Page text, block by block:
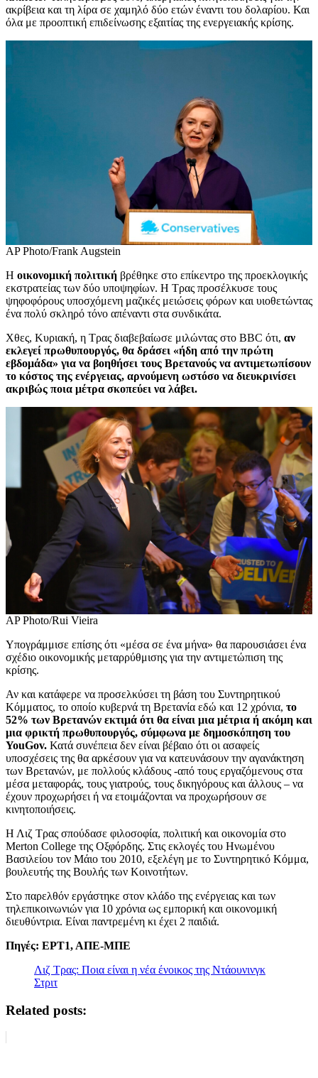
ακρίβεια και τη λίρα σε χαμηλό δύο ετών έναντι του δολαρίου. Και
όλα με προοπτική επιδείνωσης εξαιτίας της ενεργειακής κρίσης.
AP Photo/Frank Augstein
Η οικονομική πολιτική βρέθηκε στο επίκεντρο της προεκλογικής
εκστρατείας των δύο υποψηφίων. Η Τρας προσέλκυσε τους
ψηφοφόρους υποσχόμενη μαζικές μειώσεις φόρων και υιοθετώντας
ένα πολύ σκληρό τόνο απέναντι στα συνδικάτα.
Χθες, Κυριακή, η Τρας διαβεβαίωσε μιλώντας στο BBC ότι, αν
εκλεγεί πρωθυπουργός, θα δράσει «ήδη από την πρώτη
εβδομάδα» για να βοηθήσει τους Βρετανούς να αντιμετωπίσουν
το κόστος της ενέργειας, αρνούμενη ωστόσο να διευκρινίσει
ακριβώς ποια μέτρα σκοπεύει να λάβει.
AP Photo/Rui Vieira
Υπογράμμισε επίσης ότι «μέσα σε ένα μήνα» θα παρουσιάσει ένα
σχέδιο οικονομικής μεταρρύθμισης για την αντιμετώπιση της
κρίσης.
Αν και κατάφερε να προσελκύσει τη βάση του Συντηρητικού
Κόμματος, το οποίο κυβερνά τη Βρετανία εδώ και 12 χρόνια, το
52% των Βρετανών εκτιμά ότι θα είναι μια μέτρια ή ακόμη και
μια φρικτή πρωθυπουργός, σύμφωνα με δημοσκόπηση του
YouGov. Κατά συνέπεια δεν είναι βέβαιο ότι οι ασαφείς
υποσχέσεις της θα αρκέσουν για να κατευνάσουν την αγανάκτηση
των Βρετανών, με πολλούς κλάδους -από τους εργαζόμενους στα
μέσα μεταφοράς, τους γιατρούς, τους δικηγόρους και άλλους – να
έχουν προχωρήσει ή να ετοιμάζονται να προχωρήσουν σε
κινητοποιήσεις.
Η Λιζ Τρας σπούδασε φιλοσοφία, πολιτική και οικονομία στο
Merton College της Οξφόρδης. Στις εκλογές του Ηνωμένου
Βασιλείου τον Μάιο του 2010, εξελέγη με το Συντηρητικό Κόμμα,
βουλευτής της Βουλής των Κοινοτήτων.
Στο παρελθόν εργάστηκε στον κλάδο της ενέργειας και των
τηλεπικοινωνιών για 10 χρόνια ως εμπορική και οικονομική
διευθύντρια. Είναι παντρεμένη κι έχει 2 παιδιά.
Πηγές: ΕΡΤ1, ΑΠΕ-ΜΠΕ
Λιζ Τρας: Ποια είναι η νέα ένοικος της Ντάουνινγκ
Στριτ
Related posts: